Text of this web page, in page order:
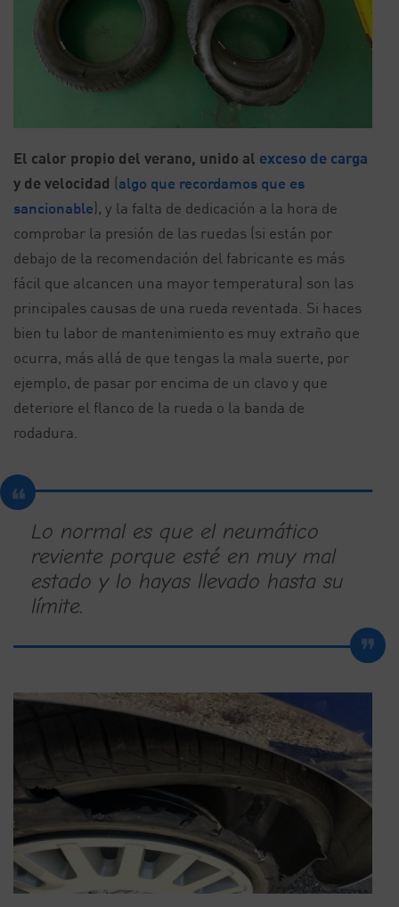
El calor propio del verano, unido al exceso de carga
y de velocidad (algo que recordamos que es
sancionable), y la falta de dedicación a la hora de
comprobar la presión de las ruedas (si están por
debajo de la recomendación del fabricante es más
fácil que alcancen una mayor temperatura) son las
principales causas de una rueda reventada. Si haces
bien tu labor de mantenimiento es muy extraño que
ocurra, más allá de que tengas la mala suerte, por
ejemplo, de pasar por encima de un clavo y que
deteriore el flanco de la rueda o la banda de
rodadura.
Lo normal es que el neumático
reviente porque esté en muy mal
estado y lo hayas llevado hasta su
límite.